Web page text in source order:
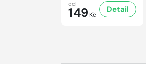
od
149 Kč
Detail